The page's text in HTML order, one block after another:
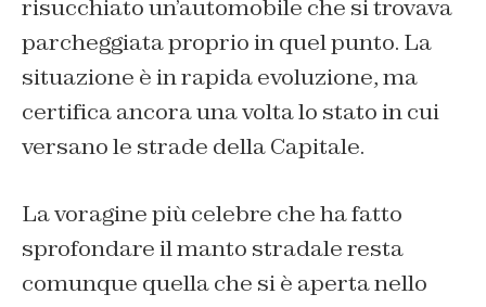
risucchiato un’automobile che si trovava
parcheggiata proprio in quel punto. La
situazione è in rapida evoluzione, ma
certifica ancora una volta lo stato in cui
versano le strade della Capitale.
La voragine più celebre che ha fatto
sprofondare il manto stradale resta
comunque quella che si è aperta nello